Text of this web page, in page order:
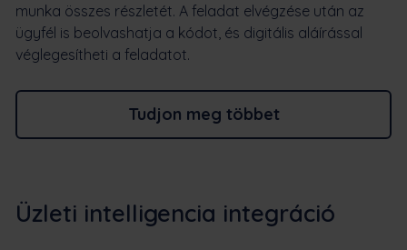
munka összes részletét. A feladat elvégzése után az
ügyfél is beolvashatja a kódot, és digitális aláírással
véglegesítheti a feladatot.
Tudjon meg többet
Üzleti intelligencia integráció